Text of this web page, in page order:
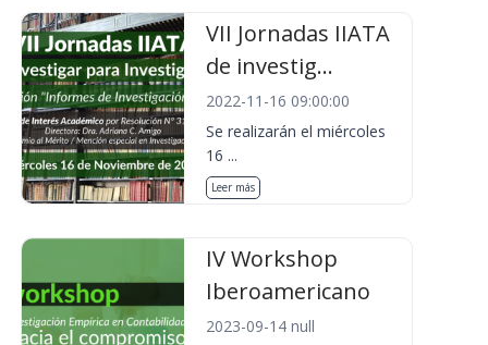
VII Jornadas IIATA
de investig...
2022-11-16 09:00:00
Se realizarán el miércoles
16 ...
Leer más
IV Workshop
Iberoamericano
2023-09-14 null